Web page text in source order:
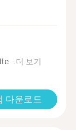
더 보기
다운로드